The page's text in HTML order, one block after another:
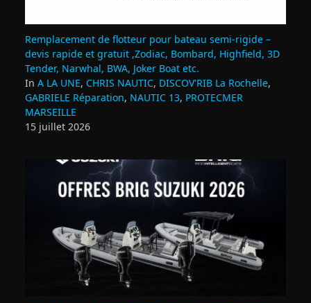
Remplacement de flotteur pour bateau semi‑rigide –
devis rapide et gratuit ,Zodiac, Bombard, Highfield, 3D
Tender, Narwhal, BWA, Joker Boat etc.
In A LA UNE, CHRIS NAUTIC, DISCOV'RIB La Rochelle,
GABRIELE Réparation, NAUTIC 13, PROTECMER
MARSEILLE
15 juillet 2026